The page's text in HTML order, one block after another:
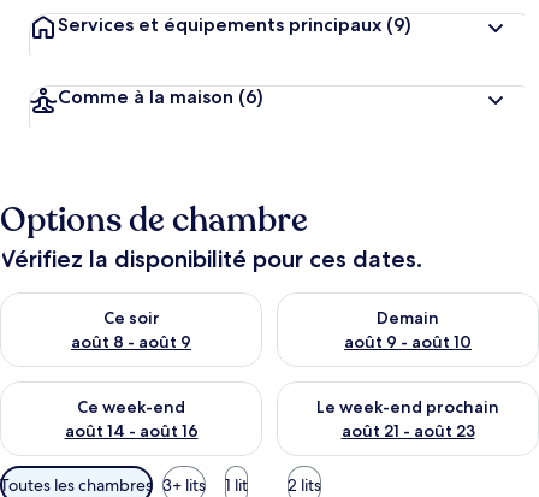
Services et équipements principaux (9)
Comme à la maison (6)
Options de chambre
Vérifiez la disponibilité pour ces dates.
Ce soir
août 8 - août 9
Vérifier la disponibilité pour ce soir août 8 - août 9
Demain
août 9 - août 10
Vérifier la disponibilité pour
Ce week-end
août 14 - août 16
Vérifier la disponibilité pour ce week-end août 14 - août 16
Le week-end prochain
août 21 - août 23
Vérifier la disponibilité pour
Filtres
Toutes les chambres 3+ lits 1 lit 2 lits